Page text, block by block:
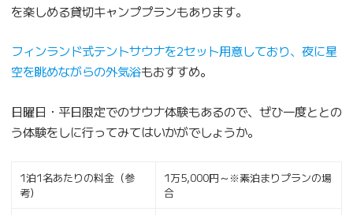
を楽しめる貸切キャンププランもあります。
フィンランド式テントサウナを2セット用意しており、夜に星
空を眺めながらの外気浴もおすすめ。
日曜日・平日限定でのサウナ体験もあるので、ぜひ一度ととの
う体験をしに行ってみてはいかがでしょうか。
1泊1名あたりの料金（参
考）
1万5,000円～※素泊まりプランの場
合